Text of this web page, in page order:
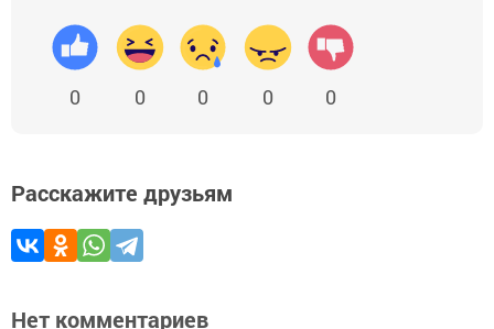
0 0 0 0 0
Расскажите друзьям
Нет комментариев